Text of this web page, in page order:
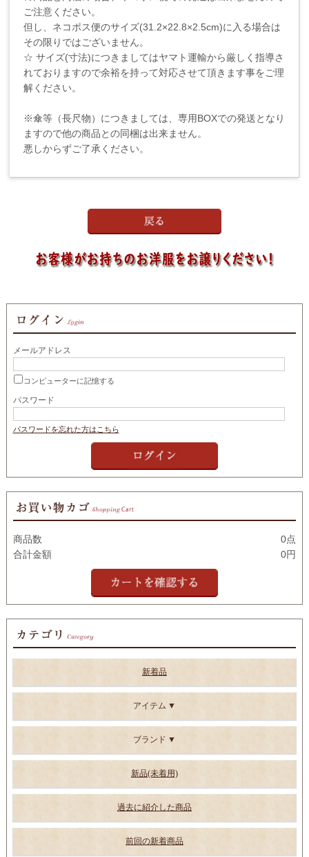
ご注意ください。
但し、ネコポス便のサイズ(31.2×22.8×2.5cm)に入る場合は
その限りではございません。
☆ サイズ(寸法)につきましてはヤマト運輸から厳しく指導さ
れておりますので余裕を持って対応させて頂きます事をご理
解ください。
※傘等（長尺物）につきましては、専用BOXでの発送となり
ますので他の商品との同梱は出来ません。
悪しからずご了承ください。
メールアドレス
コンピューターに記憶する
パスワード
パスワードを忘れた方はこちら
商品数
0点
合計金額
0円
新着品
アイテム
ブランド
新品(未着用)
過去に紹介した商品
前回の新着商品